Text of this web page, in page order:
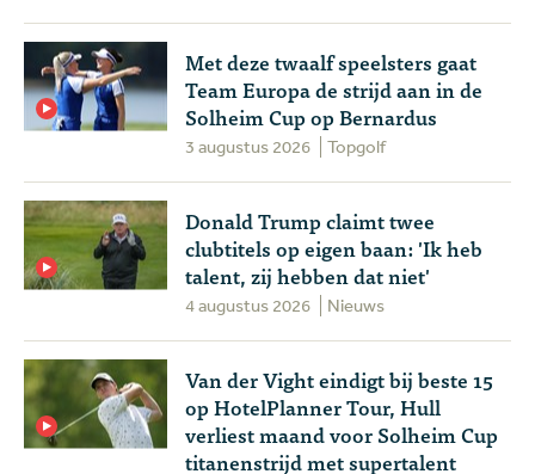
Met deze twaalf speelsters gaat
Team Europa de strijd aan in de
Solheim Cup op Bernardus
3 augustus 2026 Topgolf
Donald Trump claimt twee
clubtitels op eigen baan: 'Ik heb
talent, zij hebben dat niet'
4 augustus 2026 Nieuws
Van der Vight eindigt bij beste 15
op HotelPlanner Tour, Hull
verliest maand voor Solheim Cup
titanenstrijd met supertalent